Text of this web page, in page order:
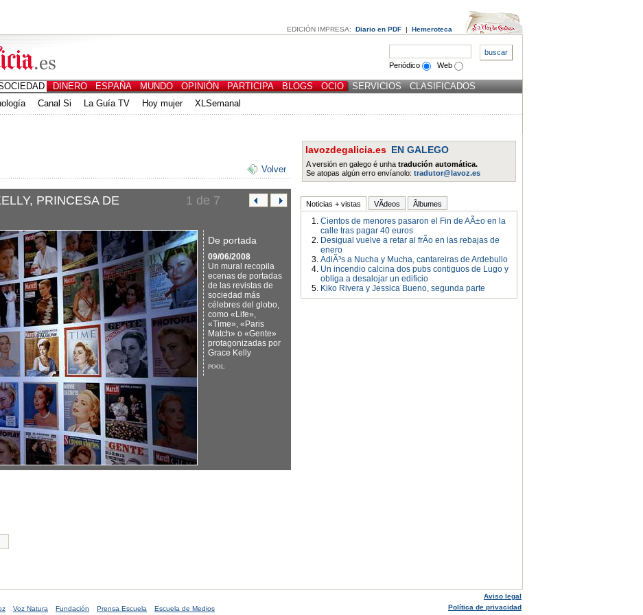
EDICIÓN IMPRESA: Diario en PDF | Hemeroteca
Periódico Web
Canal Si La Guía TV Hoy mujer XLSemanal
DINERO ESPAÑA MUNDO OPINIÓN PARTICIPA BLOGS OCIO SERVICIOS CLASIFICADOS
Volver
PRINCESA DE
1 de 7
De portada
09/06/2008
Un mural recopila
ecenas de portadas
de las revistas de
sociedad más
célebres del globo,
como «Life»,
«Time», «Paris
Match» o «Gente»
protagonizadas por
Grace Kelly
POOL
lavozdegalicia.es EN GALEGO
A versión en galego é unhatradución automática.
Se atopas algún erro envíanolo:tradutor@lavoz.es
Noticias + vistas
Cientos de menores pasaron el Fin de AÃ±o en la
calle tras pagar 40 euros
Desigual vuelve a retar al frÃ­o en las rebajas de
enero
AdiÃ³s a Nucha y Mucha, cantareiras de Ardebullo
Un incendio calcina dos pubs contiguos de Lugo y
obliga a desalojar un edificio
Kiko Rivera y Jessica Bueno, segunda parte
VÃ­deos Ãlbumes
Voz Natura Fundación Prensa Escuela
Escuela de Medios
Aviso legal
Política de privacidad